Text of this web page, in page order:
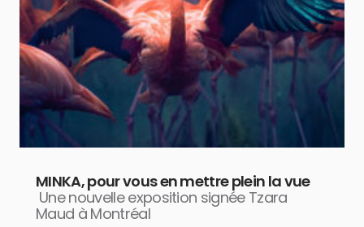
MINKA, pour vous en mettre plein la vue
Une nouvelle exposition signée Tzara
Maud à Montréal